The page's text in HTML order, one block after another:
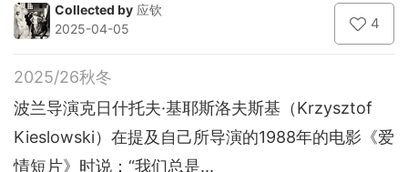
Collected by 应钦
2025-04-05
4
2025/26秋冬
波兰导演克日什托夫·基耶斯洛夫斯基（Krzysztof
Kieslowski）在提及自己所导演的1988年的电影《爱
情短片》时说：“我们总是...